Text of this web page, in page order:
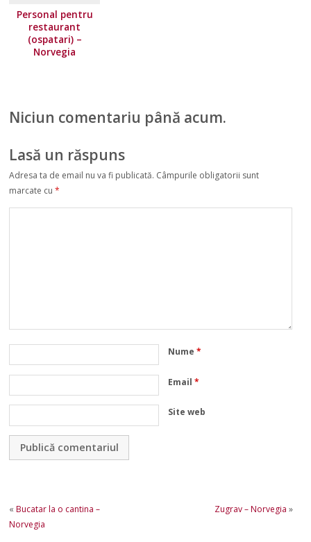
Personal pentru
restaurant
(ospatari) –
Norvegia
Niciun comentariu până acum.
Lasă un răspuns
Adresa ta de email nu va fi publicată. Câmpurile obligatorii sunt
marcate cu*
Nume*
Email*
Site web
«Bucatar la o cantina –
Norvegia
Zugrav – Norvegia »